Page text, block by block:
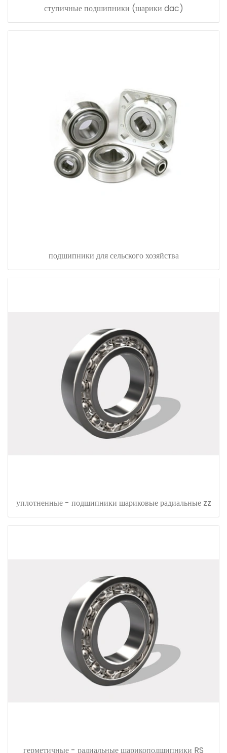
ступичные подшипники (шарики dac)
подшипники для сельского хозяйства
уплотненные - подшипники шариковые радиальные zz
герметичные - радиальные шарикоподшипники RS